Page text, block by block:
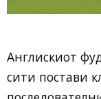
Англискиот
сити постави